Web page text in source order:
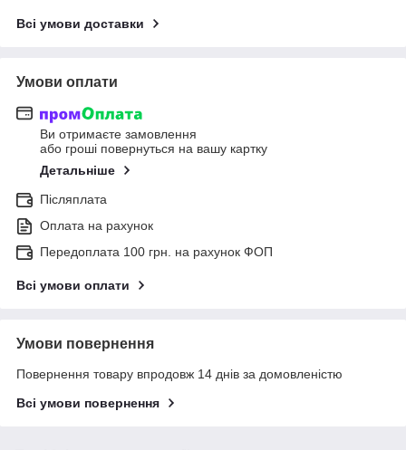
Всі умови доставки
Умови оплати
Ви отримаєте замовлення
або гроші повернуться на вашу картку
Детальніше
Післяплата
Оплата на рахунок
Передоплата 100 грн. на рахунок ФОП
Всі умови оплати
Умови повернення
Повернення товару впродовж 14 днів за домовленістю
Всі умови повернення